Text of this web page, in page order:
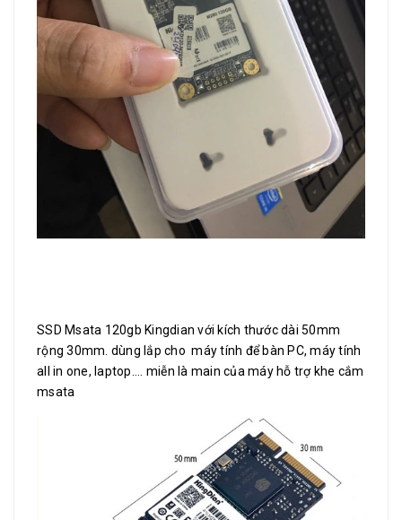
SSD Msata 120gb Kingdian với kích thước dài 50mm
rộng 30mm. dùng lắp cho máy tính để bàn PC, máy tính
all in one, laptop.... miễn là main của máy hỗ trợ khe cắm
msata